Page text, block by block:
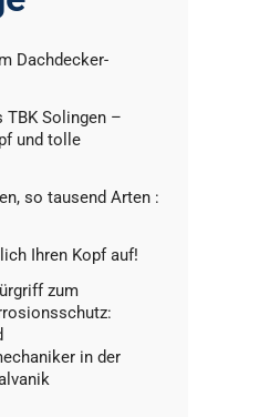
Dachdecker-
TBK Solingen –
und tolle
so tausend Arten :
Ihren Kopf auf!
zum
in der